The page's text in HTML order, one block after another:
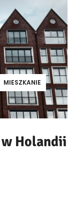
MIESZKANIE
Holandii